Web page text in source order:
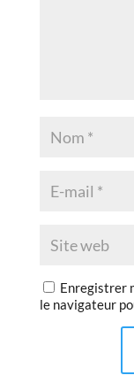
Enregistrer
le navigateur